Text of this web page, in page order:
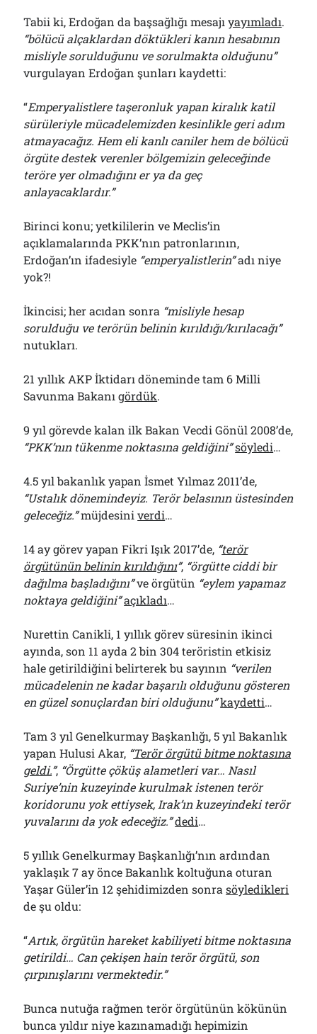
Tabii ki, Erdoğan da başsağlığı mesajıyayımladı.
“bölücü alçaklardan döktükleri kanın hesabının
misliyle sorulduğunu ve sorulmakta olduğunu”
vurgulayan Erdoğan şunları kaydetti:
“Emperyalistlere taşeronluk yapan kiralık katil
sürüleriyle mücadelemizden kesinlikle geri adım
atmayacağız. Hem eli kanlı caniler hem de bölücü
örgüte destek verenler bölgemizin geleceğinde
teröre yer olmadığını er ya da geç
anlayacaklardır.”
Birinci konu; yetkililerin ve Meclis’in
açıklamalarında PKK’nın patronlarının,
Erdoğan’ın ifadesiyle “emperyalistlerin”adı niye
yok?!
İkincisi; her acıdan sonra “misliyle hesap
sorulduğu ve terörün belinin kırıldığı/kırılacağı”
nutukları.
21 yıllık AKP İktidarı döneminde tam 6 Milli
Savunma Bakanıgördük.
9 yıl görevde kalan ilk Bakan Vecdi Gönül 2008’de,
“PKK’nın tükenme noktasına geldiğini”söyledi…
4.5 yıl bakanlık yapan İsmet Yılmaz 2011’de,
“Ustalık dönemindeyiz. Terör belasının üstesinden
geleceğiz.”müjdesiniverdi…
14 ay görev yapan Fikri Işık 2017’de, “terör
örgütünün belinin kırıldığını”, “örgütte ciddi bir
dağılma başladığını”ve örgütün “eylem yapamaz
noktaya geldiğini”açıkladı…
Nurettin Canikli, 1 yıllık görev süresinin ikinci
ayında, son 11 ayda 2 bin 304 teröristin etkisiz
hale getirildiğini belirterek bu sayının “verilen
mücadelenin ne kadar başarılı olduğunu gösteren
en güzel sonuçlardan biri olduğunu”kaydetti…
Tam 3 yıl Genelkurmay Başkanlığı, 5 yıl Bakanlık
yapan Hulusi Akar, “Terör örgütü bitme noktasına
geldi.”, “Örgütte çöküş alametleri var… Nasıl
Suriye’nin kuzeyinde kurulmak istenen terör
koridorunu yok ettiysek, Irak’ın kuzeyindeki terör
yuvalarını da yok edeceğiz.”dedi…
5 yıllık Genelkurmay Başkanlığı’nın ardından
yaklaşık 7 ay önce Bakanlık koltuğuna oturan
Yaşar Güler’in 12 şehidimizden sonrasöyledikleri
de şu oldu:
“Artık, örgütün hareket kabiliyeti bitme noktasına
getirildi… Can çekişen hain terör örgütü, son
çırpınışlarını vermektedir.”
Bunca nutuğa rağmen terör örgütünün kökünün
bunca yıldır niye kazınamadığı hepimizin